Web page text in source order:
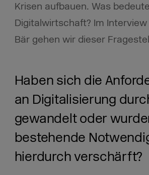
Krisen aufbauen. Was
Digitalwirtschaft? Im
Bär gehen wir dieser
Haben sich die
an Digitalisierung
gewandelt oder
bestehende
hierdurch verschärft?